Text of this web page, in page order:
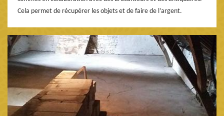
Cela permet de récupérer les objets et de faire de l’argent.